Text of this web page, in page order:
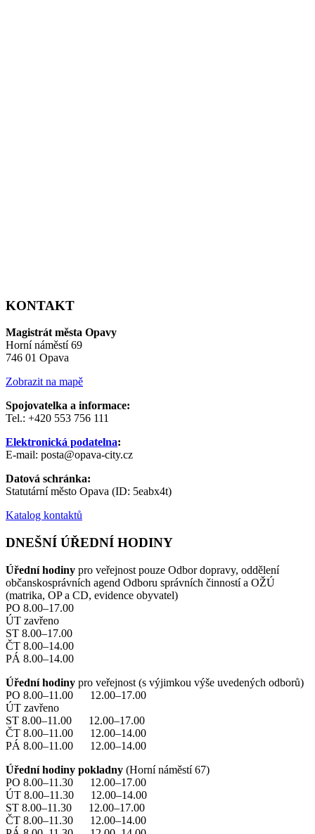
KONTAKT
Magistrát města Opavy
Horní náměstí 69
746 01 Opava
Zobrazit na mapě
Spojovatelka a informace:
Tel.: +420 553 756 111
Elektronická podatelna:
E-mail: posta@opava-city.cz
Datová schránka:
Statutární město Opava (ID: 5eabx4t)
Katalog kontaktů
DNEŠNÍ ÚŘEDNÍ HODINY
Úřední hodiny pro veřejnost pouze Odbor dopravy, oddělení
občanskosprávních agend Odboru správních činností a OŽÚ
(matrika, OP a CD, evidence obyvatel)
PO 8.00–17.00
ÚT zavřeno
ST 8.00–17.00
ČT 8.00–14.00
PÁ 8.00–14.00
Úřední hodiny pro veřejnost (s výjimkou výše uvedených odborů)
PO 8.00–11.00 12.00–17.00
ÚT zavřeno
ST 8.00–11.00 12.00–17.00
ČT 8.00–11.00 12.00–14.00
PÁ 8.00–11.00 12.00–14.00
Úřední hodiny pokladny (Horní náměstí 67)
PO 8.00–11.30 12.00–17.00
ÚT 8.00–11.30 12.00–14.00
ST 8.00–11.30 12.00–17.00
ČT 8.00–11.30 12.00–14.00